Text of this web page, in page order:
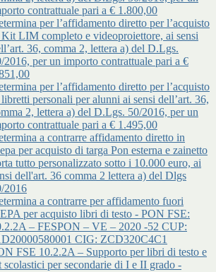
contrattuale pari a € 1.800,00
per l’affidamento diretto per l’acquisto
LIM completo e videoproiettore, ai sensi
36, comma 2, lettera a) del D.Lgs.
2016, per un importo contrattuale pari a €
per l’affidamento diretto per l’acquisto
personali per alunni ai sensi dell’art. 36,
2, lettera a) del D.Lgs. 50/2016, per un
contrattuale pari a € 1.495,00
a contrarre affidamento diretto in
per acquisto di targa Pon esterna e zainetto
tutto personalizzato sotto i 10.000 euro, ai
dell'art. 36 comma 2 lettera a) del Dlgs
2016
a contrarre per affidamento fuori
per acquisto libri di testo - PON FSE:
– FESPON – VE – 2020 -52 CUP:
CIG: ZCD320C4C1
FSE 10.2.2A – Supporto per libri di testo e
scolastici per secondarie di I e II grado -